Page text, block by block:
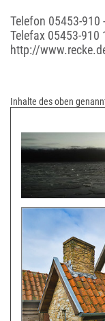
Telefon 05453-910
Telefax 05453-910
http://
Inhalte des oben